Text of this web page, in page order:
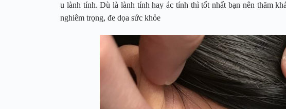
u lành tính. Dù là lành tính hay ác tính thì tốt nhất bạn nên thăm
nghiêm trọng, đe dọa sức khỏe